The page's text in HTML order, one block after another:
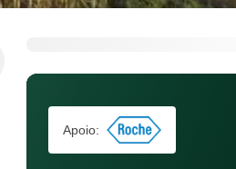
Apoio: